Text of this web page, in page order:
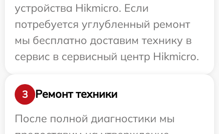
устройства Hikmicro. Если
потребуется углубленный ремонт
мы бесплатно доставим технику в
сервис в сервисный центр Hikmicro.
3
Ремонт техники
После полной диагностики мы